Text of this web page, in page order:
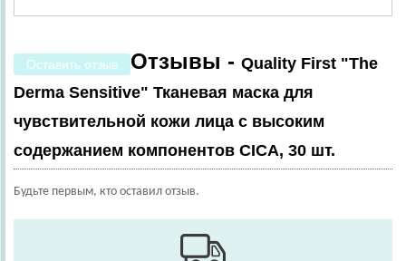
Оставить отзыв Отзывы - Quality First "The
Derma Sensitive" Тканевая маска для
чувствительной кожи лица с высоким
содержанием компонентов CICA, 30 шт.
Будьте первым, кто оставил отзыв.